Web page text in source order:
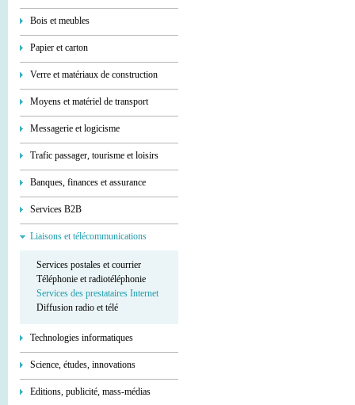
Bois et meubles
Papier et carton
Verre et matériaux de construction
Moyens et matériel de transport
Messagerie et logicisme
Trafic passager, tourisme et loisirs
Banques, finances et assurance
Services В2В
Liaisons et télécommunications
Services postales et courrier
Téléphonie et radiotéléphonie
Services des prestataires Internet
Diffusion radio et télé
Technologies informatiques
Science, études, innovations
Editions, publicité, mass-médias